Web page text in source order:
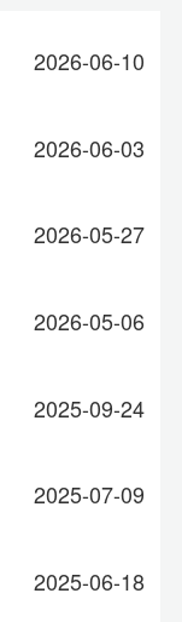
2026-06-10
2026-06-03
2026-05-27
2026-05-06
2025-09-24
2025-07-09
2025-06-18